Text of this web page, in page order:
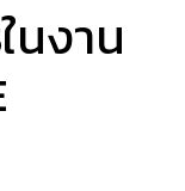
นงาน